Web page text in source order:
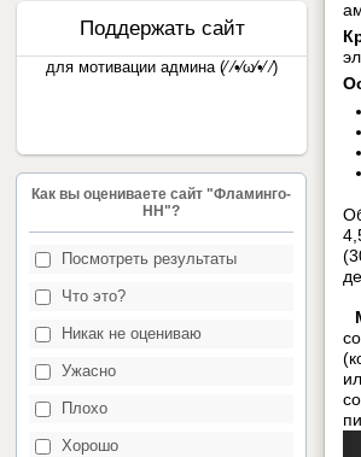
Поддержать сайт
для мотивации админа (⁄ ⁄•⁄ω⁄•⁄ ⁄)
Как вы оцениваете сайт "Фламинго-
НН"?
Посмотреть результаты
Что это?
Никак не оцениваю
Ужасно
Плохо
Хорошо